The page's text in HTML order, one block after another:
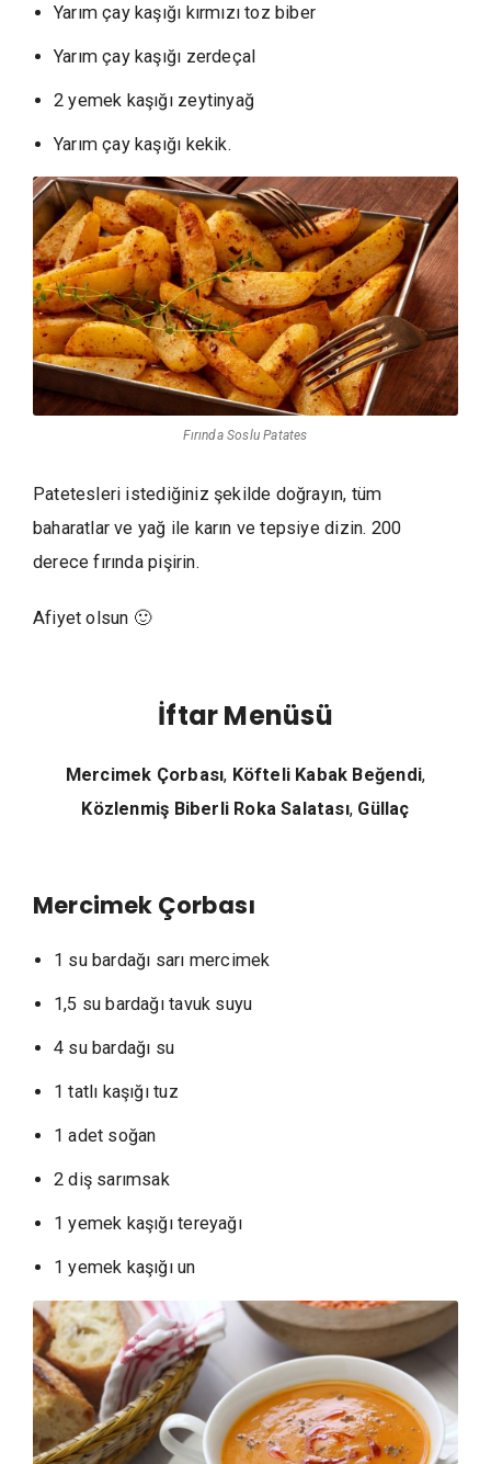
Yarım çay kaşığı kırmızı toz biber
Yarım çay kaşığı zerdeçal
2 yemek kaşığı zeytinyağ
Yarım çay kaşığı kekik.
Fırında Soslu Patates
Patetesleri istediğiniz şekilde doğrayın, tüm
baharatlar ve yağ ile karın ve tepsiye dizin. 200
derece fırında pişirin.
Afiyet olsun 🙂
İftar Menüsü
Mercimek Çorbası, Köfteli Kabak Beğendi,
Közlenmiş Biberli Roka Salatası, Güllaç
Mercimek Çorbası
1 su bardağı sarı mercimek
1,5 su bardağı tavuk suyu
4 su bardağı su
1 tatlı kaşığı tuz
1 adet soğan
2 diş sarımsak
1 yemek kaşığı tereyağı
1 yemek kaşığı un